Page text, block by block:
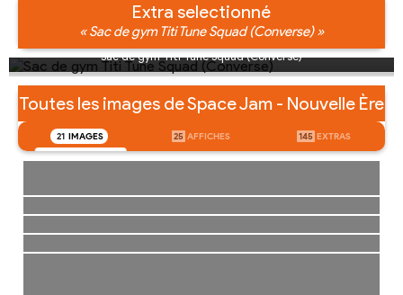
Extra selectionné
« Sac de gym Titi Tune Squad (Converse) »
Sac de gym Titi Tune Squad (Converse)
Toutes les images de Space Jam - Nouvelle Ère
21 IMAGES 25 AFFICHES 145 EXTRAS